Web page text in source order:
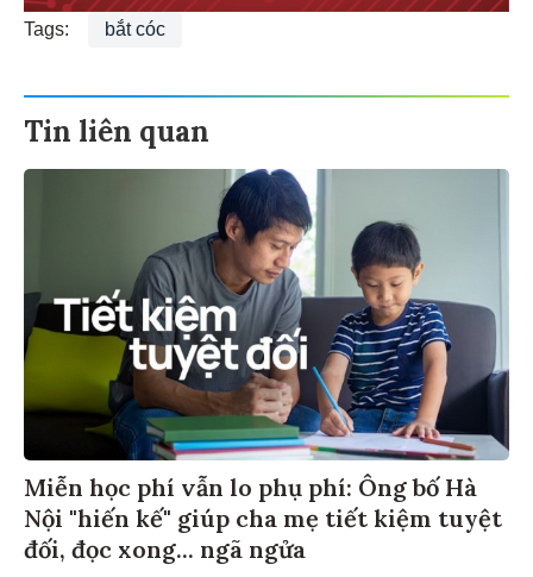
Tags: bắt cóc
Tin liên quan
Miễn học phí vẫn lo phụ phí: Ông bố Hà
Nội "hiến kế" giúp cha mẹ tiết kiệm tuyệt
đối, đọc xong... ngã ngửa